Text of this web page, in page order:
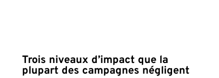
Trois niveaux d’impact que la
plupart des campagnes négligent